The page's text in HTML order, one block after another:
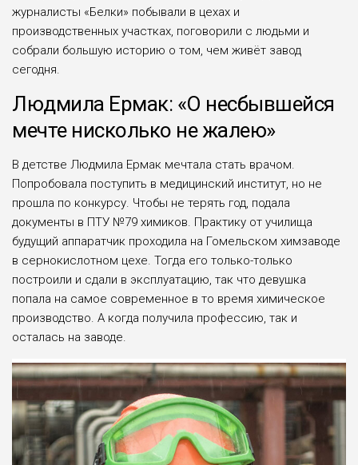
журналисты «Белки» побывали в цехах и
производственных участках, поговорили с людьми и
собрали большую историю о том, чем живёт завод
сегодня.
Людмила Ермак: «О несбывшейся
мечте нисколько не жалею»
В детстве Людмила Ермак мечтала стать врачом.
Попробовала поступить в медицинский институт, но не
прошла по конкурсу. Чтобы не терять год, пода­ла
документы в ПТУ №79 химиков. Практику от училища
будущий аппаратчик проходила на Гомельском химзаводе
в сернокислотном цехе. Тогда его только-только
построили и сдали в эксплуатацию, так что девушка
попала на самое со­временное в то время химическое
производство. А когда получила профессию, так и
осталась на заводе.